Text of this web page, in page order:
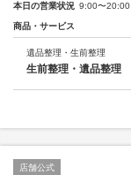
本日の営業状況 9:00〜20:00
商品・サービス
遺品整理・生前整理
生前整理・遺品整理
店舗公式